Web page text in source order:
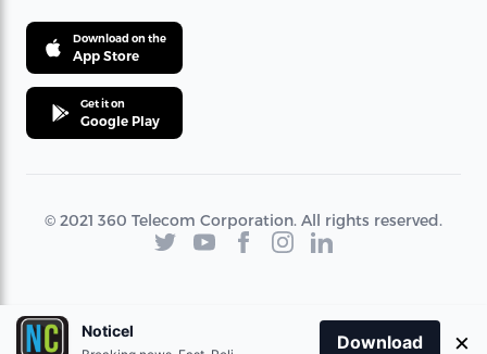
Download on the
App Store
Get it on
Google Play
© 2021 360 Telecom Corporation. All rights reserved.
Noticel
Download ×